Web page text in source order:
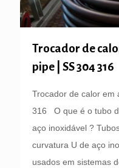
Trocador de
pipe | SS 304 316
Trocador de calor em
316 O que é o tubo
aço inoxidável ?
curvatura U de aço
usados em sistemas